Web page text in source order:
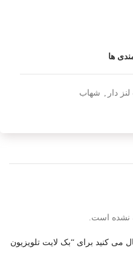
ها
دار شهاب
نشده است.
می کنید برای “بک لایت تلویزیون